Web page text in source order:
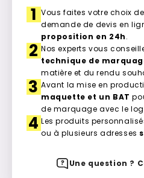
1 Vous faites votre choix
demande de devis en
proposition en 24h.
2 Nos experts vous
technique de
matière et du rendu
3 Avant la mise en
maquette et un BAT
de marquage avec le
4 Les produits
ou à plusieurs adresses
Une question ?